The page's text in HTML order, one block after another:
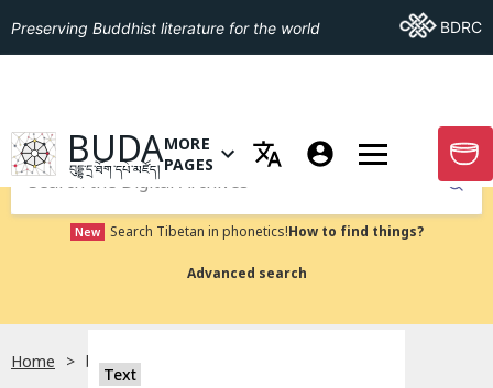
Preserving Buddhist literature for the world Go ToBDRC
GO TO HOMEPAGE
BUDA
བུདྡྷ་དྲ་ཐོག་དཔེ་མཛོད།
OPEN MENU OF MORE PAGES
MORE
PAGES
GO
Submit
New Search Tibetan in phonetics!How to find things?
Advanced search
Home bdr:MW1KG9858_7B424E
Text